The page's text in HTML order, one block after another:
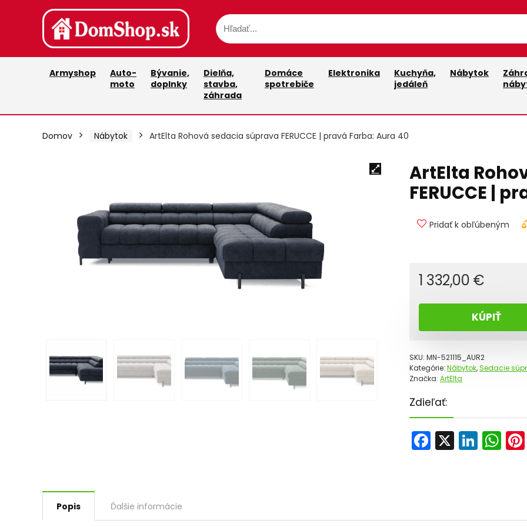
Armyshop
Auto-
moto
Bývanie,
doplnky
Dielňa,
stavba,
záhrada
Domáce
spotrebiče
Elektronika
Kuchyňa,
jedáleň
Nábytok
Domov Nábytok ArtElta Rohová sedacia súprava FERUCCE | pravá Farba: Aura 40
ArtElta
FERUCCE |
Pridať k obľúbeným
1 332,00 €
KÚPIŤ
SKU: MN-521115_AUR2
Kategórie: Nábytok,Sedacie
Značka: ArtElta
Zdieľať:
F
b
X Li
dI
W
A
Popis Ďalšie informácie